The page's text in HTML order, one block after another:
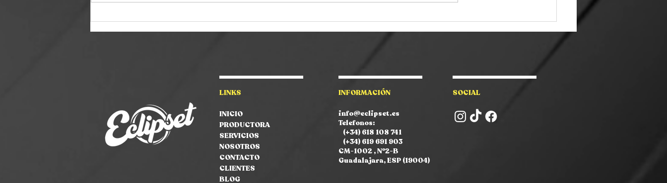
Diego, embajador de Canon
urbana
LINKS
INICIO
PRODUCTORA
SERVICIOS
NOSOTROS
CONTACTO
CLIENTES
BLOG
INFORMACIÓN
info@eclipset.es
Telefonos:
(+34) 618 108 741
(+34) 619 691 903
CM-1002 , Nº2-B
Guadalajara, ESP (19004)
SOCIAL